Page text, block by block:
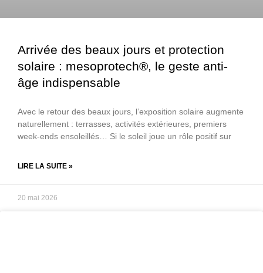
Arrivée des beaux jours et protection
solaire : mesoprotech®, le geste anti-
âge indispensable
Avec le retour des beaux jours, l’exposition solaire augmente
naturellement : terrasses, activités extérieures, premiers
week-ends ensoleillés… Si le soleil joue un rôle positif sur
LIRE LA SUITE »
20 mai 2026